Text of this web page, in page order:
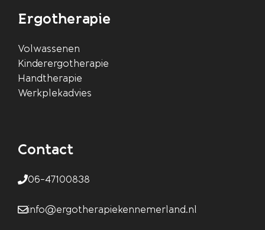
Ergotherapie
Volwassenen
Kinderergotherapie
Handtherapie
Werkplekadvies
Contact
06-47100838
info@ergotherapiekennemerland.nl